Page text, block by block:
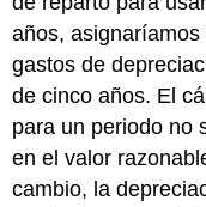
años,
gastos de
de cinco años. El
para un periodo no
en el valor
cambio, la